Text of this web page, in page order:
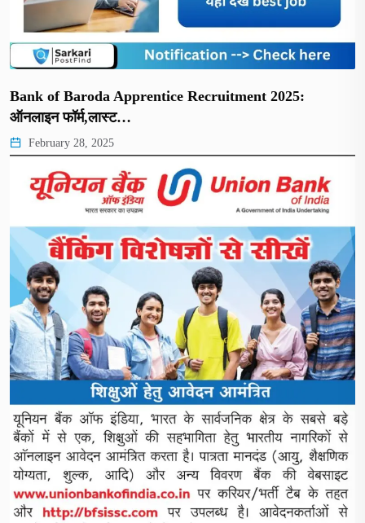
Bank of Baroda Apprentice Recruitment 2025:
ऑनलाइन फॉर्म,लास्ट…
February 28, 2025